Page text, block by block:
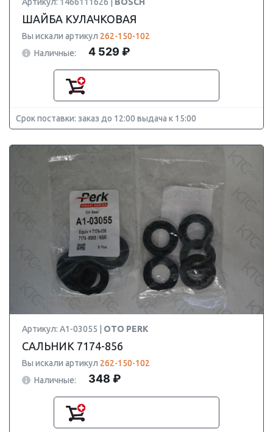
ШАЙБА КУЛАЧКОВАЯ
Вы искали артикул 262-150-102
Наличные:
4 529 ₽
Срок поставки: заказ до 12:00 выдача к 15:00
Артикул: A1-03055 | OTO PERK
САЛЬНИК 7174-856
Вы искали артикул 262-150-102
Наличные:
348 ₽